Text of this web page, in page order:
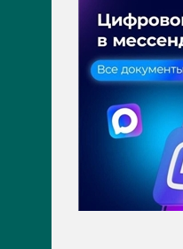
Актуально
Новости
Фото